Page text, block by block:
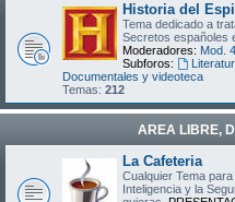
Historia del
Tema dedicado a
Secretos españoles
Moderadores: Mod. 4
Subforos:
Documentales y videoteca
Temas: 212
AREA LIBRE,
La Cafeteria
Cualquier Tema
Inteligencia y la